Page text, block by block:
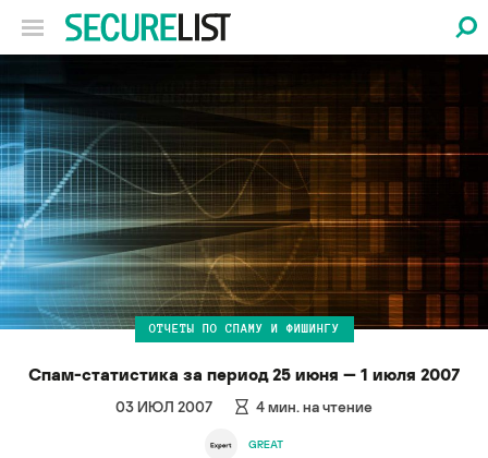
ОТЧЕТЫ ПО СПАМУ И ФИШИНГУ
Спам-статистика за период 25 июня — 1 июля 2007
03 ИЮЛ 2007 4мин. на чтение
GREAT